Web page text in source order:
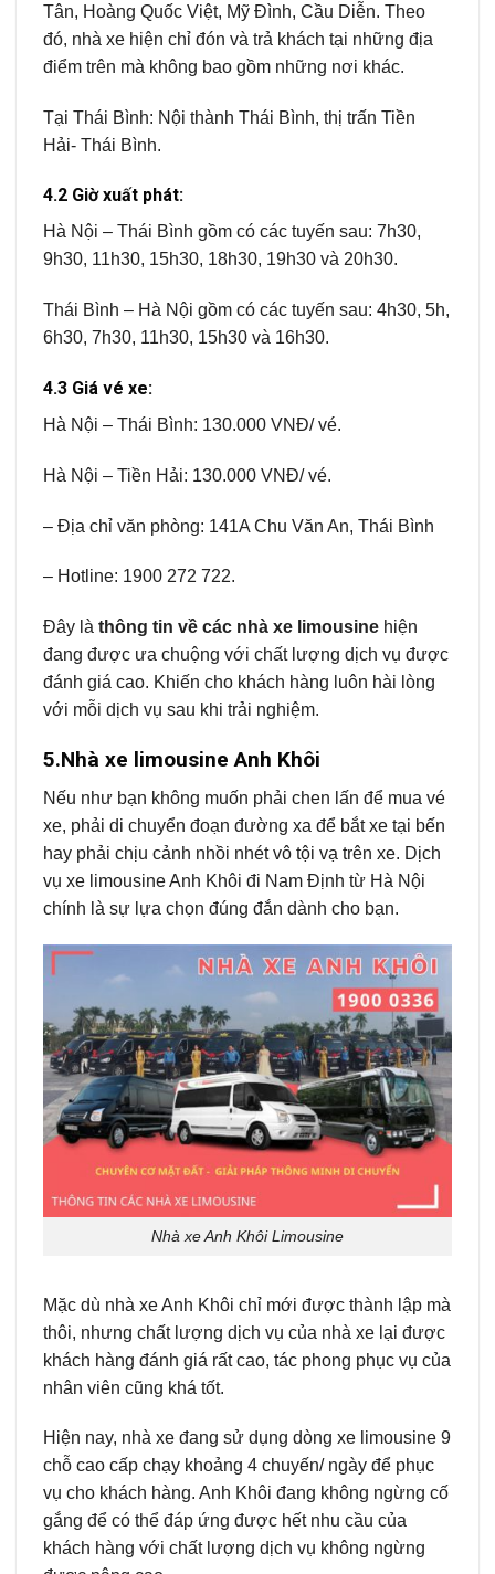
Tân, Hoàng Quốc Việt, Mỹ Đình, Cầu Diễn. Theo
đó, nhà xe hiện chỉ đón và trả khách tại những địa
điểm trên mà không bao gồm những nơi khác.
Tại Thái Bình: Nội thành Thái Bình, thị trấn Tiền
Hải- Thái Bình.
4.2 Giờ xuất phát:
Hà Nội – Thái Bình gồm có các tuyến sau: 7h30,
9h30, 11h30, 15h30, 18h30, 19h30 và 20h30.
Thái Bình – Hà Nội gồm có các tuyến sau: 4h30, 5h,
6h30, 7h30, 11h30, 15h30 và 16h30.
4.3 Giá vé xe:
Hà Nội – Thái Bình: 130.000 VNĐ/ vé.
Hà Nội – Tiền Hải: 130.000 VNĐ/ vé.
– Địa chỉ văn phòng: 141A Chu Văn An, Thái Bình
– Hotline: 1900 272 722.
Đây là thông tin về các nhà xe limousine hiện
đang được ưa chuộng với chất lượng dịch vụ được
đánh giá cao. Khiến cho khách hàng luôn hài lòng
với mỗi dịch vụ sau khi trải nghiệm.
5.Nhà xe limousine Anh Khôi
Nếu như bạn không muốn phải chen lấn để mua vé
xe, phải di chuyển đoạn đường xa để bắt xe tại bến
hay phải chịu cảnh nhồi nhét vô tội vạ trên xe. Dịch
vụ xe limousine Anh Khôi đi Nam Định từ Hà Nội
chính là sự lựa chọn đúng đắn dành cho bạn.
Nhà xe Anh Khôi Limousine
Mặc dù nhà xe Anh Khôi chỉ mới được thành lập mà
thôi, nhưng chất lượng dịch vụ của nhà xe lại được
khách hàng đánh giá rất cao, tác phong phục vụ của
nhân viên cũng khá tốt.
Hiện nay, nhà xe đang sử dụng dòng xe limousine 9
chỗ cao cấp chạy khoảng 4 chuyến/ ngày để phục
vụ cho khách hàng. Anh Khôi đang không ngừng cố
gắng để có thể đáp ứng được hết nhu cầu của
khách hàng với chất lượng dịch vụ không ngừng